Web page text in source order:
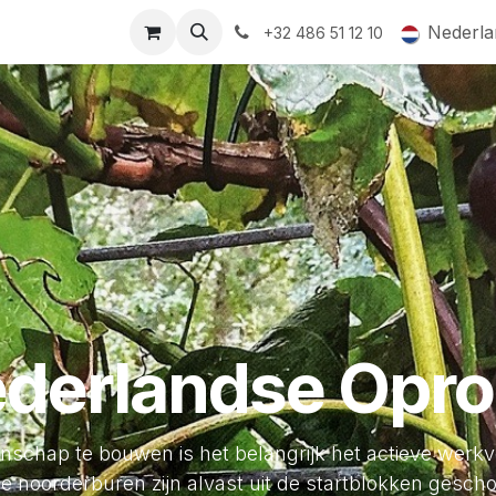
QR-labels Leifruit Subsidiedossiers
+32 486 51 12 10
te bouwen is het belangrijk het actieve
noorderburen zijn alvast uit de startblokken